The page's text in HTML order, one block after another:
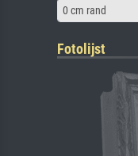
0 cm rand
Fotolijst